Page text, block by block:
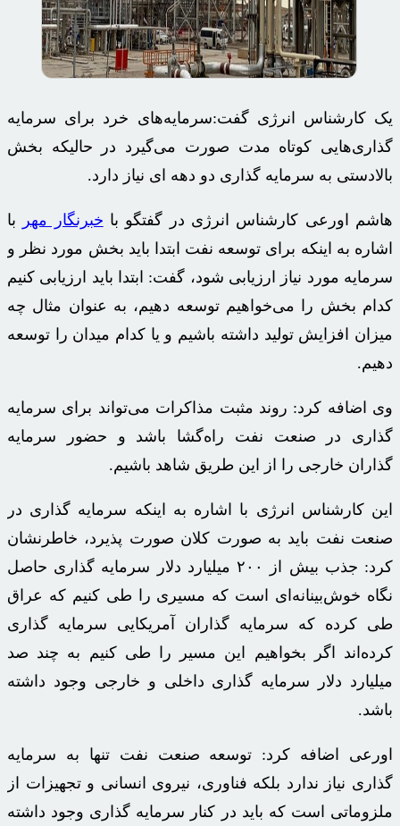
یک کارشناس انرژی گفت:سرمایه‌های خرد برای سرمایه
گذاری‌هایی کوتاه مدت صورت می‌گیرد در حالیکه بخش
بالادستی به سرمایه گذاری دو دهه ای نیاز دارد.
هاشم اورعی کارشناس انرژی در گفتگو با خبرنگار مهر
با
اشاره به اینکه برای توسعه نفت ابتدا باید بخش مورد نظر و
سرمایه مورد نیاز ارزیابی شود، گفت: ابتدا باید ارزیابی کنیم
کدام بخش را می‌خواهیم توسعه دهیم، به عنوان مثال چه
میزان افزایش تولید داشته باشیم و یا کدام میدان را توسعه
دهیم.
وی اضافه کرد: روند مثبت مذاکرات می‌تواند برای سرمایه
گذاری در صنعت نفت راه‌گشا باشد و حضور سرمایه
گذاران خارجی را از این طریق شاهد باشیم.
این کارشناس انرژی با اشاره به اینکه سرمایه گذاری در
صنعت نفت باید به صورت کلان صورت پذیرد، خاطرنشان
کرد: جذب بیش از ۲۰۰ میلیارد دلار سرمایه گذاری حاصل
نگاه خوش‌بینانه‌ای است که مسیری را طی کنیم که عراق
طی کرده که سرمایه گذاران آمریکایی سرمایه گذاری
کرده‌اند اگر بخواهیم این مسیر را طی کنیم به چند صد
میلیارد دلار سرمایه گذاری داخلی و خارجی وجود داشته
باشد.
اورعی اضافه کرد: توسعه صنعت نفت تنها به سرمایه
گذاری نیاز ندارد بلکه فناوری، نیروی انسانی و تجهیزات از
ملزوماتی است که باید در کنار سرمایه گذاری وجود داشته